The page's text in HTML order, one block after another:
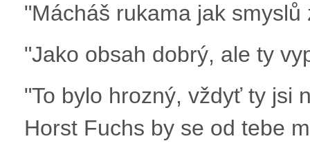
"Mácháš rukama jak smyslů
"Jako obsah dobrý, ale ty
"To bylo hrozný, vždyť ty jsi
Horst Fuchs by se od tebe